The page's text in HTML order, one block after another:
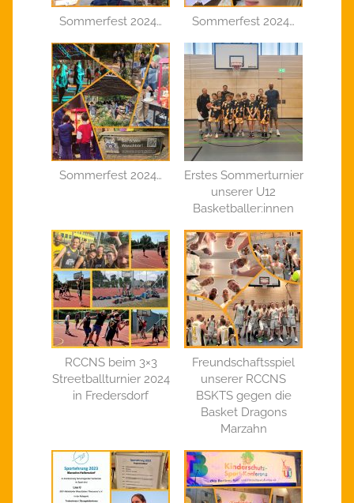
Sommerfest 2024… Sommerfest 2024…
Sommerfest 2024…
Erstes Sommerturnier
unserer U12
Basketballer:innen
RCCNS beim 3×3
Streetballturnier 2024
in Fredersdorf
Freundschaftsspiel
unserer RCCNS
BSKTS gegen die
Basket Dragons
Marzahn